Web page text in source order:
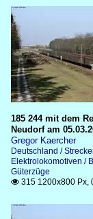
185 244 mit dem
Neudorf am
Gregor Kaercher
Deutschland /
Elektrolokomotiven /
Güterzüge
 315 1200x800 Px,